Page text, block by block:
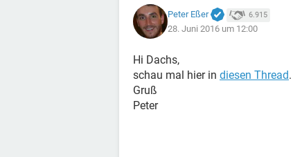
Peter Eßer 6.915
28. Juni 2016 um 12:00
Hi Dachs,
schau mal hier in diesen Thread.
Gruß
Peter